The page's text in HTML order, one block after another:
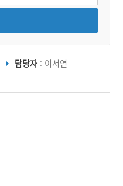
담당자 : 이서연